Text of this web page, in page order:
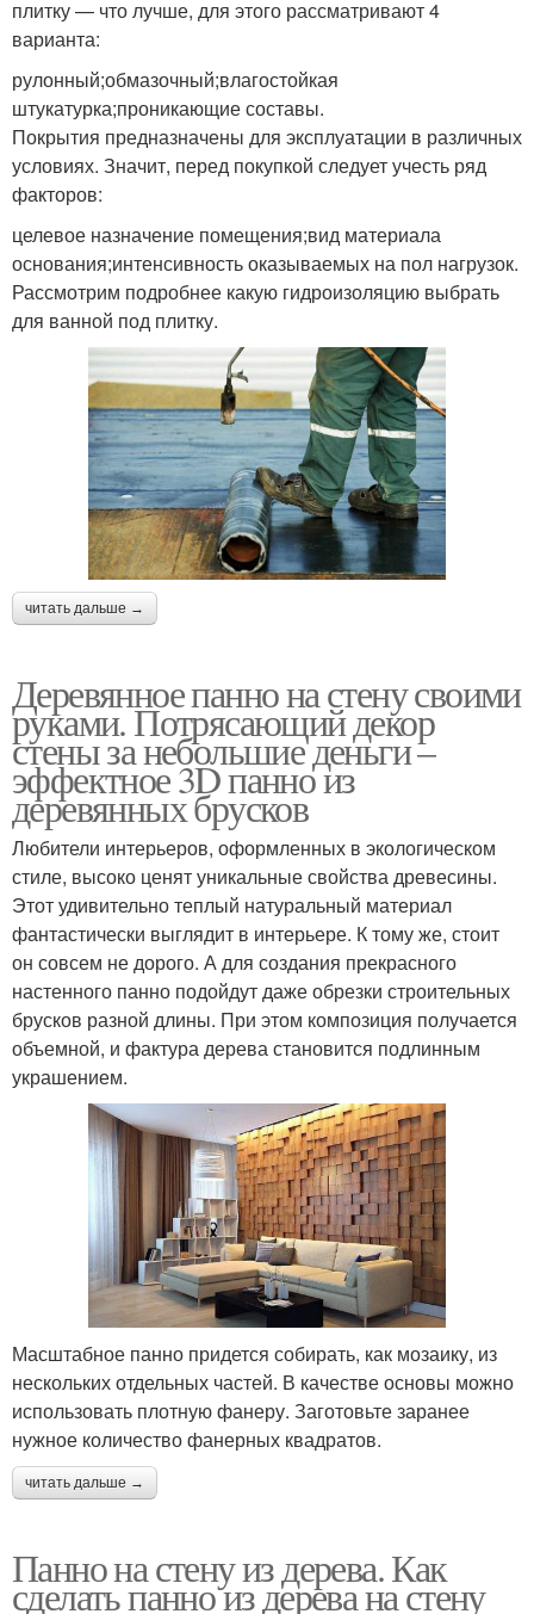
плитку — что лучше, для этого рассматривают 4
варианта:
рулонный;обмазочный;влагостойкая
штукатурка;проникающие составы.
Покрытия предназначены для эксплуатации в различных
условиях. Значит, перед покупкой следует учесть ряд
факторов:
целевое назначение помещения;вид материала
основания;интенсивность оказываемых на пол нагрузок.
Рассмотрим подробнее какую гидроизоляцию выбрать
для ванной под плитку.
читать дальше →
Деревянное панно на стену своими
руками. Потрясающий декор
стены за небольшие деньги –
эффектное 3D панно из
деревянных брусков
Любители интерьеров, оформленных в экологическом
стиле, высоко ценят уникальные свойства древесины.
Этот удивительно теплый натуральный материал
фантастически выглядит в интерьере. К тому же, стоит
он совсем не дорого. А для создания прекрасного
настенного панно подойдут даже обрезки строительных
брусков разной длины. При этом композиция получается
объемной, и фактура дерева становится подлинным
украшением.
Масштабное панно придется собирать, как мозаику, из
нескольких отдельных частей. В качестве основы можно
использовать плотную фанеру. Заготовьте заранее
нужное количество фанерных квадратов.
читать дальше →
Панно на стену из дерева. Как
сделать панно из дерева на стену